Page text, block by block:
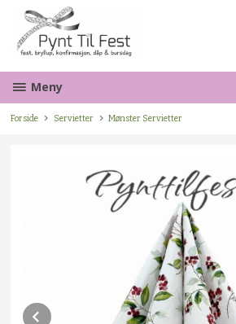
innholdet
Meny
Forside Servietter Mønster Servietter
Prev